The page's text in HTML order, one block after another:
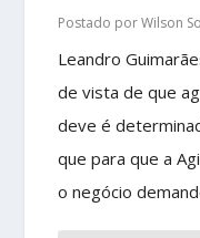
Postado porWilson
Leandro
de vista de que
deve é
que para que a
o negócio